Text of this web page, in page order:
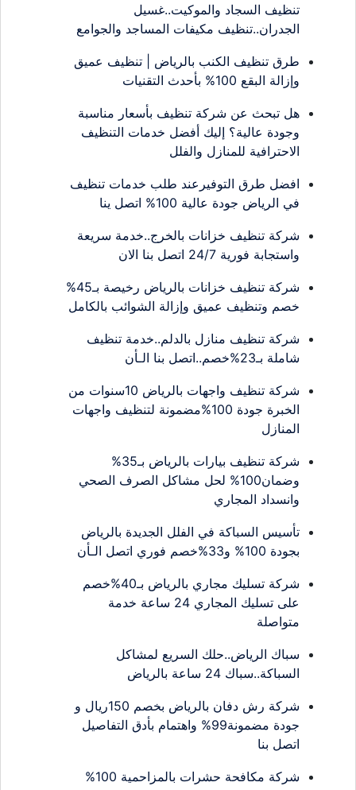
تنظيف السجاد والموكيت..غسيل
الجدران..تنظيف مكيفات المساجد والجوامع
طرق تنظيف الكنب بالرياض | تنظيف عميق
وإزالة البقع 100% بأحدث التقنيات
هل تبحث عن شركة تنظيف بأسعار مناسبة
وجودة عالية؟ إليك أفضل خدمات التنظيف
الاحترافية للمنازل والفلل
افضل طرق التوفيرعند طلب خدمات تنظيف
في الرياض جودة عالية 100% اتصل ينا
شركة تنظيف خزانات بالخرج..خدمة سريعة
واستجابة فورية 24/7 اتصل بنا الان
شركة تنظيف خزانات بالرياض رخيصة بـ45%
خصم وتنظيف عميق وإزالة الشوائب بالكامل
شركة تنظيف منازل بالدلم..خدمة تنظيف
شاملة بـ23%خصم..اتصل بنا الـأن
شركة تنظيف واجهات بالرياض 10سنوات من
الخبرة جودة 100%مضمونة لتنظيف واجهات
المنازل
شركة تنظيف بيارات بالرياض بـ35%
وضمان100% لحل مشاكل الصرف الصحي
وانسداد المجاري
تأسيس السباكة في الفلل الجديدة بالرياض
بجودة 100% و33%خصم فوري اتصل الـأن
شركة تسليك مجاري بالرياض بـ40%خصم
على تسليك المجاري 24 ساعة خدمة
متواصلة
سباك الرياض..حلك السريع لمشاكل
السباكة..سباك 24 ساعة بالرياض
شركة رش دفان بالرياض بخصم 150ريال و
جودة مضمونة99% واهتمام بأدق التفاصيل
اتصل بنا
شركة مكافحة حشرات بالمزاحمية 100%